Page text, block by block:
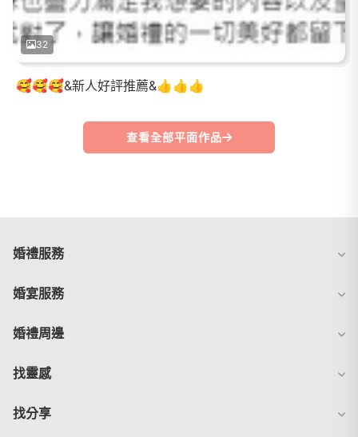
32
🥰🥰🥰&新人好評推薦&👍👍👍
查看全部平面作品
婚禮服務
婚宴服務
婚禮周邊
找靈感
找分享